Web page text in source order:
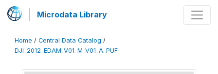
Microdata Library
Home / Central Data Catalog /
DJI_2012_EDAM_V01_M_V01_A_PUF